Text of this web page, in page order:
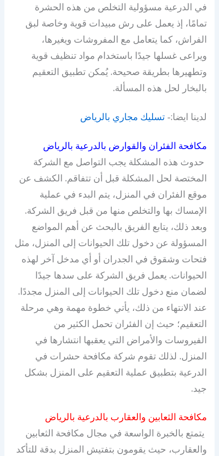
في الدرعية مسؤولية التخلص من هذه الحشرة
تمامًا، إذ يعمل على رش مبيدات قوية وخاصة لبق
الفراش، كما يتعامل مع المفروشات ويغيرها،
ويراعى غسلها جيدًا باستخدام مواد تنظيف قوية
وتطهيرها بطريقة صحيحة. يُمكن تطبيق التعقيم
بالبخار لحل هذه المسألة.
لدينا ايضا:- تسليك مجاري بالرياض
مكافحة الفئران والقوارض بالدرعية بالرياض
حدوث هذه المشكلة يجب التواصل مع الشركة
المختصة لحل المشكلة قبل أن تتفاقم. الكشف عن
موقع الفئران في المنزل، يتم البدء في عملية
الإمساك بها والتخلص منها من قبل فريق الشركة.
وبعد ذلك، يتابع الفريق بالبحث عن أهم المواضع
المسؤولة عن دخول تلك الحيوانات إلى المنزل، مثل
فتحات وشقوق في الجدران أو أي مدخل آخر لهذه
الحيوانات. يعمل فريق الشركة على سدها جيدًا
لضمان منع دخول تلك الحيوانات إلى المنزل مجددًا.
عند الانتهاء من ذلك، يأتي خطوة مهمة وهي مرحلة
التعقيم؛ حيث إن الفئران تحمل الكثير من
الفيروسات والأمراض التي يعقبها انتشارها في
المنزل. لذلك تقوم شركة مكافحة حشرات في
الدرعية بتطبيق عملية التعقيم على المنزل بشكل
جيد.
مكافحة الثعابين والعقارب بالدرعية بالرياض
يتمتع بالخبرة الواسعة في مجال مكافحة الثعابين
والعقارب، حيث يقومون بتفتيش المنزل بدقة للتأكد